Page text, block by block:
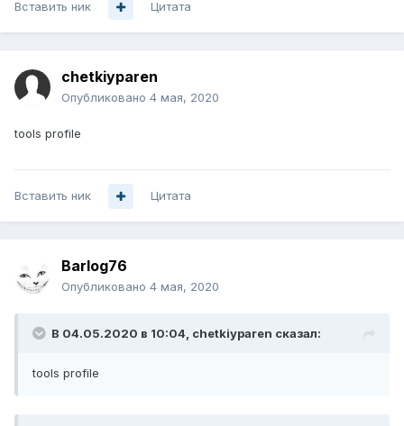
Вставить ник Цитата
chetkiyparen
Опубликовано 4 мая, 2020
tools profile
Вставить ник Цитата
Barlog76
Опубликовано 4 мая, 2020
В 04.05.2020 в 10:04, chetkiyparen сказал:
tools profile